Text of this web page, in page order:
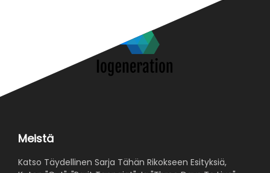
Meistä
Katso Täydellinen Sarja Tähän Rikokseen Esityksiä,